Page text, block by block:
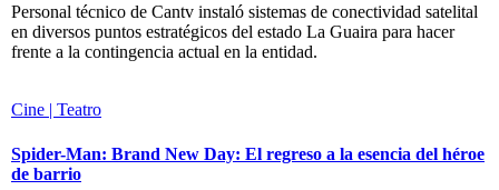
Personal técnico de Cantv instaló sistemas de conectividad satelital
en diversos puntos estratégicos del estado La Guaira para hacer
frente a la contingencia actual en la entidad.
Cine | Teatro
Spider-Man: Brand New Day: El regreso a la esencia del héroe
de barrio